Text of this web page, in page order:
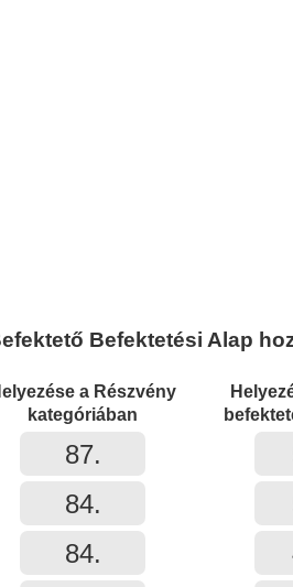
Befektetési Alap
a Részvény
kategóriában
87.
84.
84.